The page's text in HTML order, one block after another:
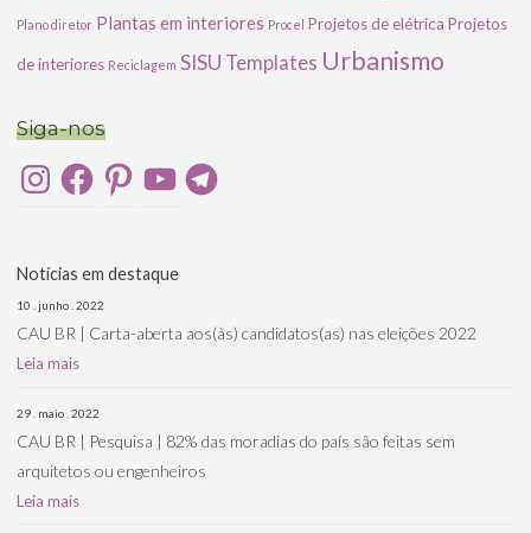
Plano diretor Plantas em interiores Procel Projetos de elétrica Projetos
de interiores Reciclagem SISU Templates Urbanismo
Siga-nos
InstagramFacebookPinterestYouTubeTelegram
Notícias em destaque
10 . junho . 2022
CAU BR | Carta-aberta aos(às) candidatos(as) nas eleições 2022
Leia mais
29 . maio . 2022
CAU BR | Pesquisa | 82% das moradias do país são feitas sem
arquitetos ou engenheiros
Leia mais